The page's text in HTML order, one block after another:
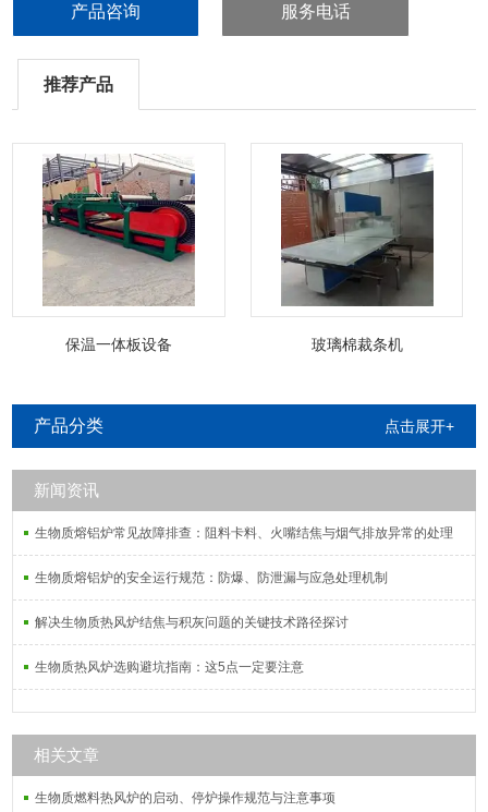
产品咨询 服务电话
推荐产品
保温一体板设备 玻璃棉裁条机
产品分类 点击展开+
新闻资讯
生物质熔铝炉常见故障排查：阻料卡料、火嘴结焦与烟气排放异常的处理
生物质熔铝炉的安全运行规范：防爆、防泄漏与应急处理机制
解决生物质热风炉结焦与积灰问题的关键技术路径探讨
生物质热风炉选购避坑指南：这5点一定要注意
相关文章
生物质燃料热风炉的启动、停炉操作规范与注意事项